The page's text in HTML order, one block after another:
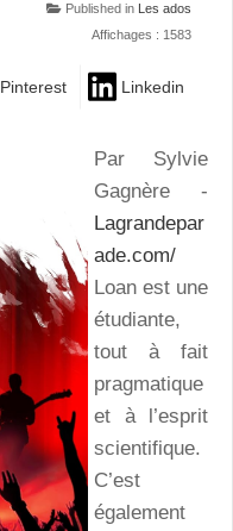
Published in
Les ados
Affichages : 1583
Pinterest Linkedin
Par Sylvie
Gagnère -
Lagrandepar
ade.com/
Loan est une
étudiante,
tout à fait
pragmatique
et à l’esprit
scientifique.
C’est
également